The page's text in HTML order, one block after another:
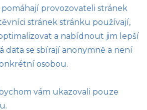
pomáhají provozovateli stránek
stránek stránku používají,
a nabídnout jim lepší
data se sbírají anonymně a není
osobou.
vám ukazovali pouze